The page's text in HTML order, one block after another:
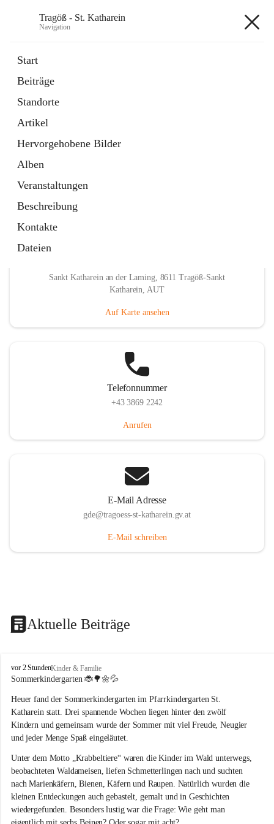
Tragöß - St. Katharein
Navigation
Start
Beiträge
Standorte
Artikel
Hervorgehobene Bilder
Alben
Veranstaltungen
Beschreibung
Kontakte
Dateien
Externe Webseite
in
Tab
Abenteuerregion Erzberg-Leoben
Artikel
öffnet
in
neuem
Tab
Sankt Katharein an der Laming, 8611 Tragöß-Sankt
Katharein, AUT
Auf Karte ansehen
Telefonnummer
+43 3869 2242
Anrufen
E-Mail Adresse
gde@tragoess-st-katharein.gv.at
E-Mail schreiben
Aktuelle Beiträge
T
r
g
ö
ß
-
t
.
a
t
h
vor 2 StundenKinder & Familie
Sommerkindergarten 🐞🌳🌼💦
Heuer fand der Sommerkindergarten im Pfarrkindergarten St.
Katharein statt. Drei spannende Wochen liegen hinter den zwölf
Kindern und gemeinsam wurde der Sommer mit viel Freude, Neugier
und jeder Menge Spaß eingeläutet.
Unter dem Motto „Krabbeltiere“ waren die Kinder im Wald unterwegs,
beobachteten Waldameisen, liefen Schmetterlingen nach und suchten
nach Marienkäfern, Bienen, Käfern und Raupen. Natürlich wurden die
kleinen Entdeckungen auch gebastelt, gemalt und in Geschichten
wiedergefunden. Besonders lustig war die Frage: Wie geht man